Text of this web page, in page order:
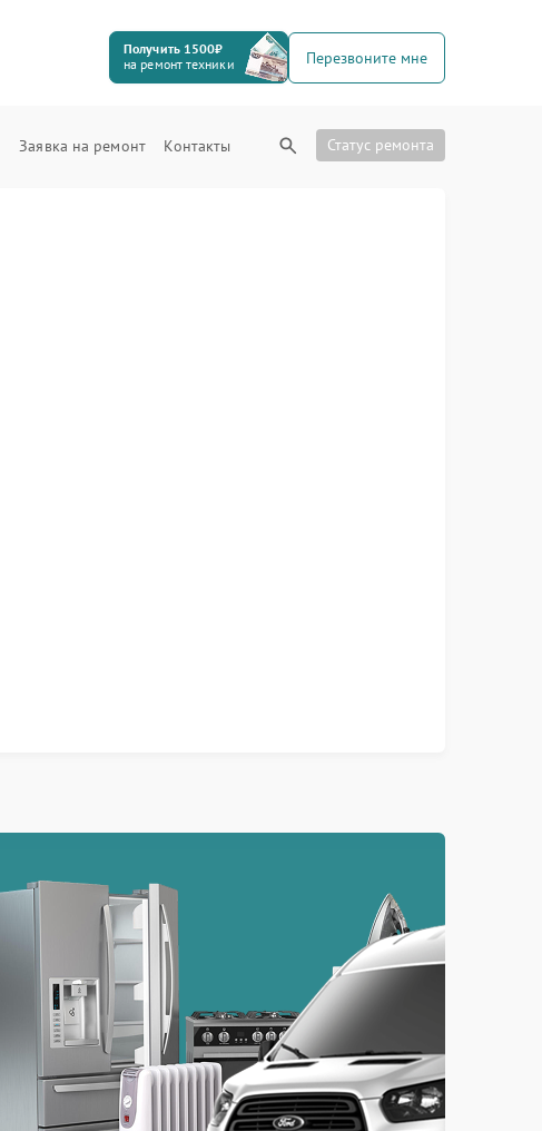
Получить 1500₽
на ремонт техники
Перезвоните мне
Заявка на ремонт Контакты Статус ремонта